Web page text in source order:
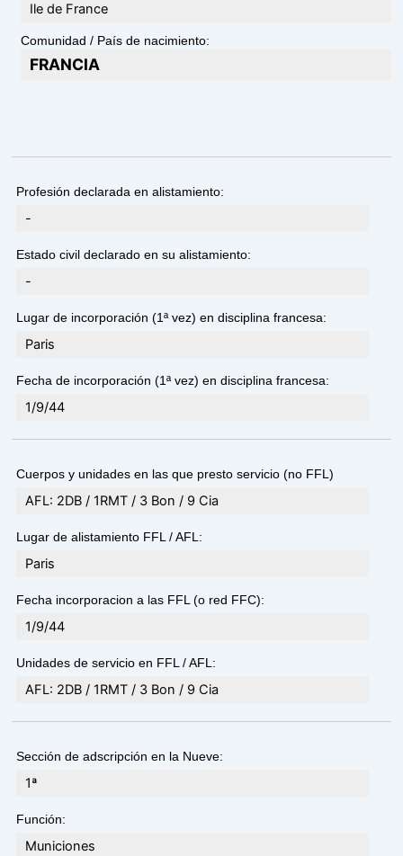
Ile de France
Comunidad / País de nacimiento:
FRANCIA
Profesión declarada en alistamiento:
-
Estado civil declarado en su alistamiento:
-
Lugar de incorporación (1ª vez) en disciplina francesa:
Paris
Fecha de incorporación (1ª vez) en disciplina francesa:
1/9/44
Cuerpos y unidades en las que presto servicio (no FFL)
AFL: 2DB / 1RMT / 3 Bon / 9 Cia
Lugar de alistamiento FFL / AFL:
Paris
Fecha incorporacion a las FFL (o red FFC):
1/9/44
Unidades de servicio en FFL / AFL:
AFL: 2DB / 1RMT / 3 Bon / 9 Cia
Sección de adscripción en la Nueve:
1ª
Función:
Municiones